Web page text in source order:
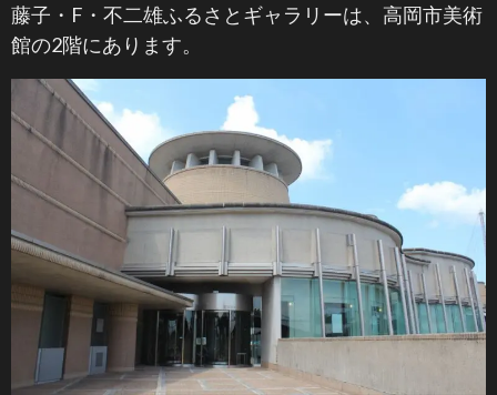
藤子・F・不二雄ふるさとギャラリーは、高岡市美術
館の2階にあります。